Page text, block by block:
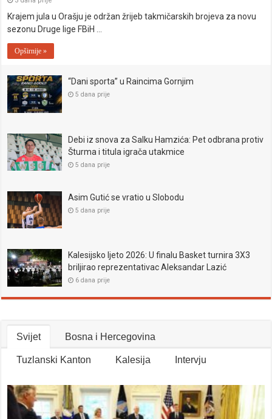
Krajem jula u Orašju je održan žrijeb takmičarskih brojeva za novu
sezonu Druge lige FBiH …
Opširnije »
“Dani sporta” u Raincima Gornjim
5 dana prije
Debi iz snova za Salku Hamzića: Pet odbrana protiv
Šturma i titula igrača utakmice
5 dana prije
Asim Gutić se vratio u Slobodu
5 dana prije
Kalesijsko ljeto 2026: U finalu Basket turnira 3X3
briljirao reprezentativac Aleksandar Lazić
6 dana prije
Svijet Bosna i Hercegovina
Tuzlanski Kanton Kalesija Intervju